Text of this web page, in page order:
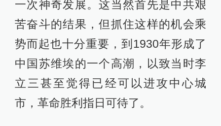
一次神奇发展。这当然首先是中共艰
苦奋斗的结果，但抓住这样的机会乘
势而起也十分重要，到1930年形成了
中国苏维埃的一个高潮，以致当时李
立三甚至觉得已经可以进攻中心城
市，革命胜利指日可待了。